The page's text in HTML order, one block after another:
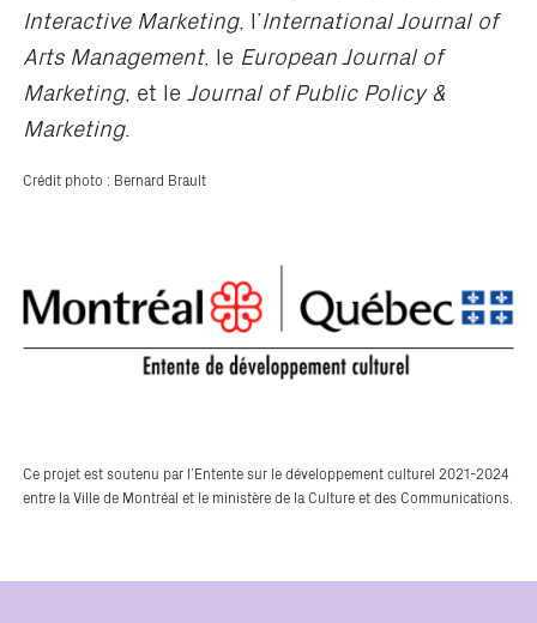
Interactive Marketing, l’International Journal of
Arts Management, le European Journal of
Marketing, et le Journal of Public Policy &
Marketing.
Crédit photo : Bernard Brault
Ce projet est soutenu par l’Entente sur le développement culturel 2021-2024
entre la Ville de Montréal et le ministère de la Culture et des Communications.